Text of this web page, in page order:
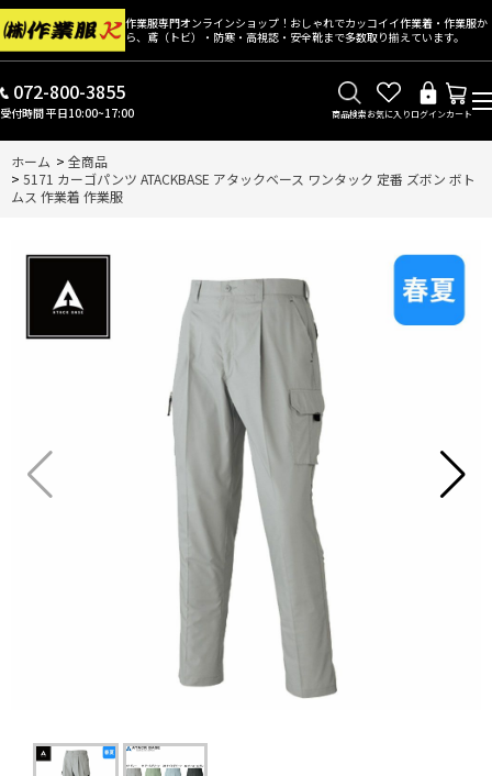
作業服専門オンラインショップ！おしゃれでカッコイイ作業着・作業服か
ら、鳶（トビ）・防寒・高視認・安全靴まで多数取り揃えています。
072-800-3855
受付時間 平日10:00~17:00 商品検索お気に入りログインカート
ホーム > 全商品
> 5171 カーゴパンツ ATACKBASE アタックベース ワンタック 定番 ズボン ボト
ムス 作業着 作業服